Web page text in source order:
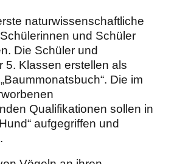
naturwissenschaftliche
und Schüler
Die Schüler und
5. Klassen erstellen als
Die im
Qualifikationen sollen in
aufgegriffen und